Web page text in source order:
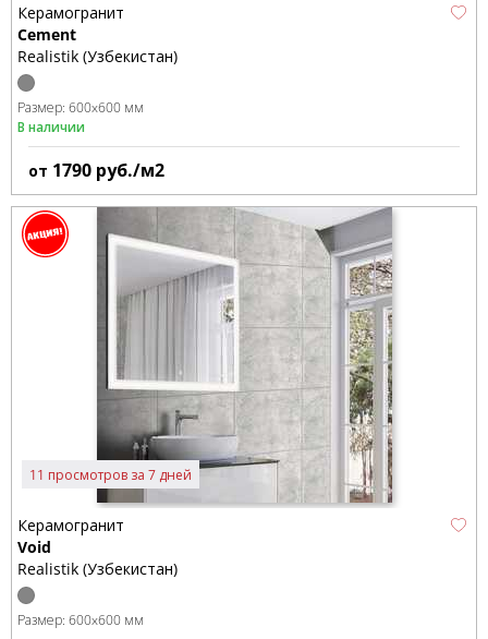
Керамогранит
Cement
Realistik (Узбекистан)
Размер: 600x600 мм
В наличии
от 1790 руб./м2
11 просмотров за 7 дней
Керамогранит
Void
Realistik (Узбекистан)
Размер: 600x600 мм